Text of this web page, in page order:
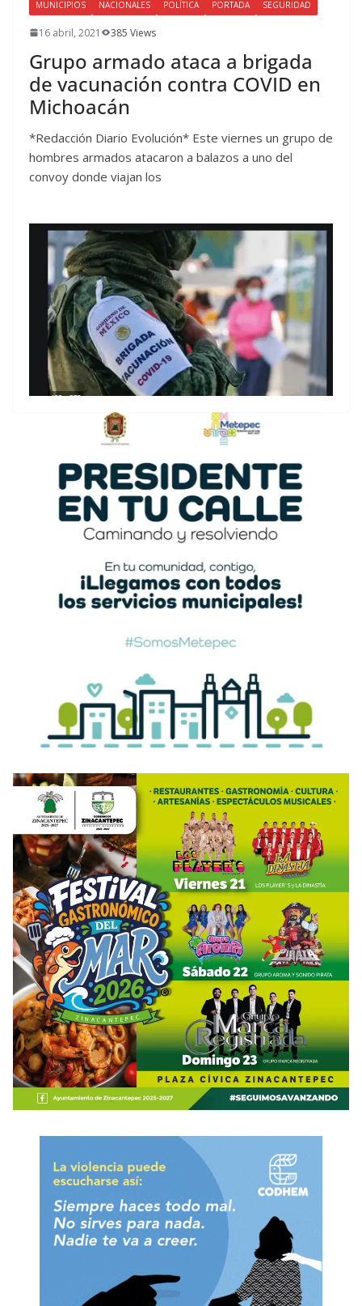
MUNICIPIOS NACIONALES POLÍTICA PORTADA SEGURIDAD
16 abril, 2021 385 Views
Grupo armado ataca a brigada
de vacunación contra COVID en
Michoacán
*Redacción Diario Evolución* Este viernes un grupo de
hombres armados atacaron a balazos a uno del
convoy donde viajan los